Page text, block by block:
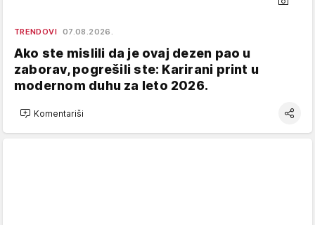
TRENDOVI 07.08.2026.
Ako ste mislili da je ovaj dezen pao u
zaborav, pogrešili ste: Karirani print u
modernom duhu za leto 2026.
Komentariši